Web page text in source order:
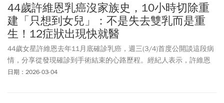
44歲許維恩乳癌沒家族史，10小時切除重
建「只想到女兒」：不是失去雙乳而是重
生！12症狀出現快就醫
44歲女星許維恩去年11月底確診乳癌，週三(3/4)首度公開談這段病
情，分享從發現確診到手術結束的心路歷程。經紀人表示，許維恩
現在恢復得很好，持續追蹤、治療中，最近也瘦了一大圈。明明沒
日期：2026-03-04